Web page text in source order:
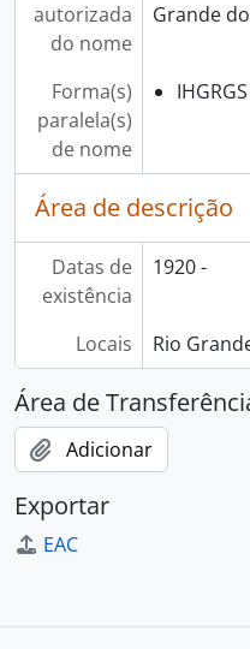
autorizada
do nome
Grande
Forma(s)
paralela(s)
de nome
IHGRGS
Área de descrição
Datas de
existência
1920 -
Locais Rio
Área de
Adicionar
Exportar
EAC